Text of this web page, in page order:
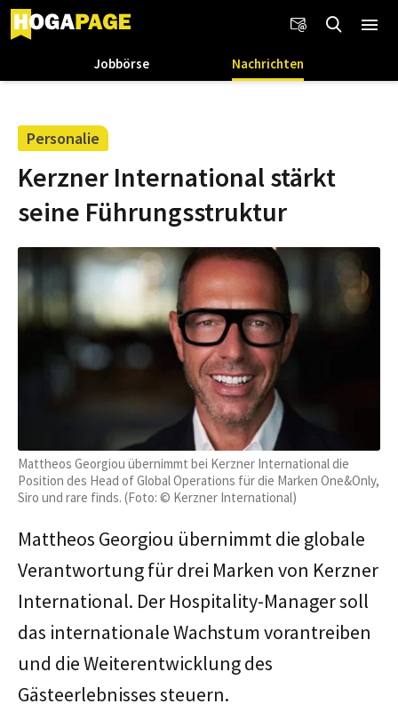
Jobbörse Nachrichten
Personalie
Kerzner International stärkt
seine Führungsstruktur
Mattheos Georgiou übernimmt bei Kerzner International die
Position des Head of Global Operations für die Marken One&Only,
Siro und rare finds. (Foto: © Kerzner International)
Mattheos Georgiou übernimmt die globale
Verantwortung für drei Marken von Kerzner
International. Der Hospitality-Manager soll
das internationale Wachstum vorantreiben
und die Weiterentwicklung des
Gästeerlebnisses steuern.